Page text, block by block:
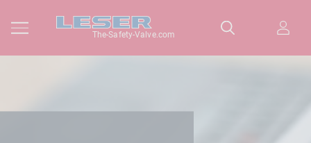
The-Safety-Valve.com